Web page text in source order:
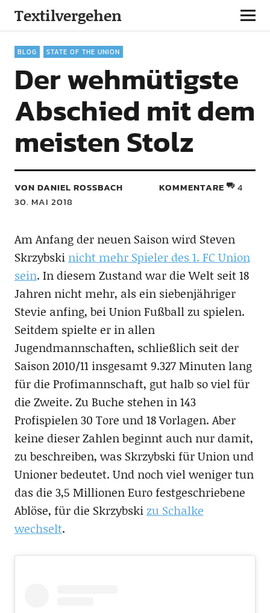
Textilvergehen
BLOG STATE OF THE UNION
Der wehmütigste
Abschied mit dem
meisten Stolz
VON DANIEL ROSSBACH
30. MAI 2018
KOMMENTARE 4
Am Anfang der neuen Saison wird Steven
Skrzybski nicht mehr Spieler des 1. FC Union
sein. In diesem Zustand war die Welt seit 18
Jahren nicht mehr, als ein siebenjähriger
Stevie anfing, bei Union Fußball zu spielen.
Seitdem spielte er in allen
Jugendmannschaften, schließlich seit der
Saison 2010/11 insgesamt 9.327 Minuten lang
für die Profimannschaft, gut halb so viel für
die Zweite. Zu Buche stehen in 143
Profispielen 30 Tore und 18 Vorlagen. Aber
keine dieser Zahlen beginnt auch nur damit,
zu beschreiben, was Skrzybski für Union und
Unioner bedeutet. Und noch viel weniger tun
das die 3,5 Millionen Euro festgeschriebene
Ablöse, für die Skrzybski zu Schalke
wechselt.